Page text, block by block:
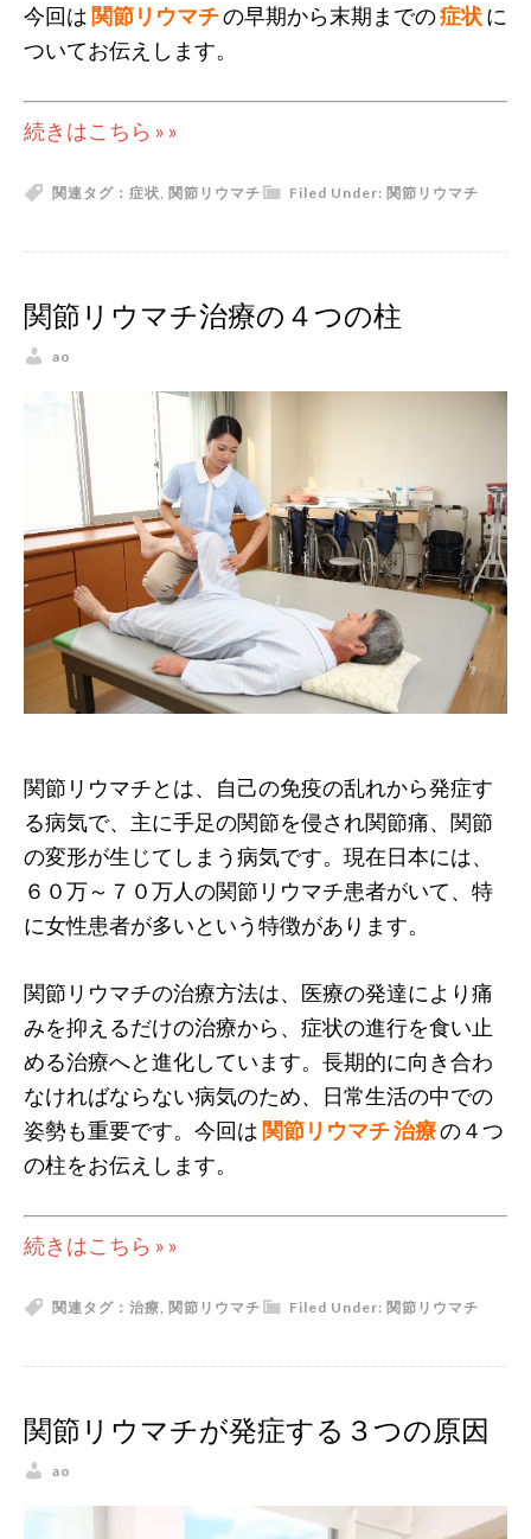
今回は関節リウマチの早期から末期までの症状に
ついてお伝えします。
続きはこちら » »
Filed Under: 関節リウマチ
関連タグ： 症状 関節リウマチ
関節リウマチ治療の４つの柱
ao
関節リウマチとは、自己の免疫の乱れから発症す
る病気で、主に手足の関節を侵され関節痛、関節
の変形が生じてしまう病気です。現在日本には、
６０万～７０万人の関節リウマチ患者がいて、特
に女性患者が多いという特徴があります。
関節リウマチの治療方法は、医療の発達により痛
みを抑えるだけの治療から、症状の進行を食い止
める治療へと進化しています。長期的に向き合わ
なければならない病気のため、日常生活の中での
姿勢も重要です。今回は 関節リウマチ治療の４つ
の柱をお伝えします。
続きはこちら » »
Filed Under: 関節リウマチ
関連タグ： 治療 関節リウマチ
関節リウマチが発症する３つの原因
ao